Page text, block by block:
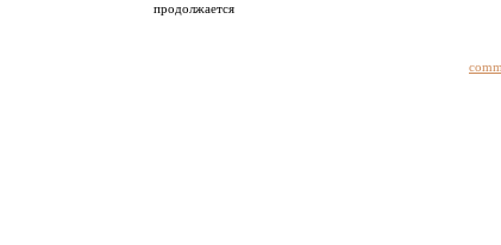
продолжается